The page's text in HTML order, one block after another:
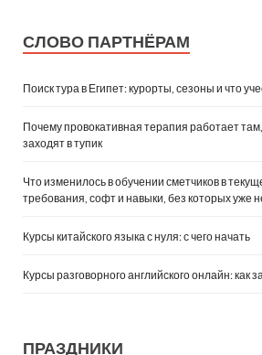
СЛОВО ПАРТНЁРАМ
Поиск тура в Египет: курорты, сезоны и что
Почему провокативная терапия работает
заходят в тупик
Что изменилось в обучении сметчиков в
требования, софт и навыки, без которых уже
Курсы китайского языка с нуля: с чего начать
Курсы разговорного английского онлайн: как
ПРАЗДНИКИ